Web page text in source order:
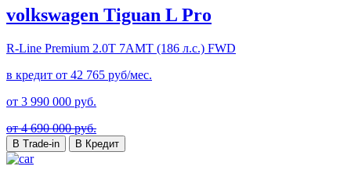
volkswagen Tiguan L Pro
R-Line Premium 2.0T 7AMT (186 л.с.) FWD
в кредит от 42 765 руб/мес.
от 3 990 000 руб.
от 4 690 000 руб.
В Trade-in В Кредит